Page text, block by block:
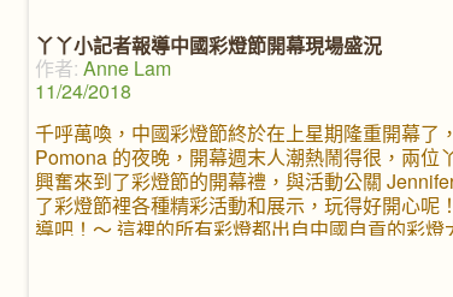
戲，更在紅地毯上與到場的多位紅人嘉賓互動採
聖誕 Queen
丫丫小記者報導中國彩燈節開幕現場盛況
作者: Anne Lam
11/24/2018
千呼萬喚，中國彩燈節終於在上星期隆重開幕了
Pomona 的夜晚，開幕週末人潮熱鬧得很，兩位
興奮來到了彩燈節的開幕禮，與活動公關
了彩燈節裡各種精彩活動和展示，玩得好開心呢
導吧！～ 這裡的所有彩燈都出自中國自貢的彩